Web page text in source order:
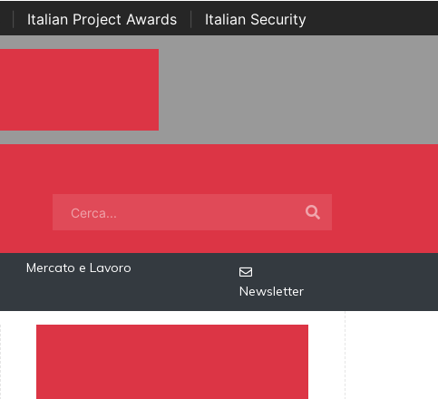
Italian Project Awards
Italian Security
Mercato e Lavoro
Newsletter